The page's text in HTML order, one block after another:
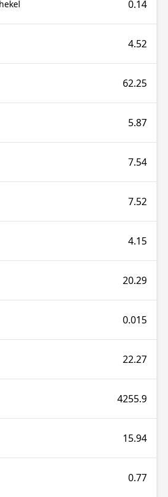
0.14
4.52
62.25
5.87
7.54
7.52
4.15
20.29
0.015
22.27
4255.9
15.94
0.77